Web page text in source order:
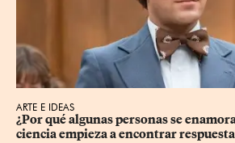
ARTE E IDEAS
¿Por qué algunas personas se
ciencia empieza a encontrar